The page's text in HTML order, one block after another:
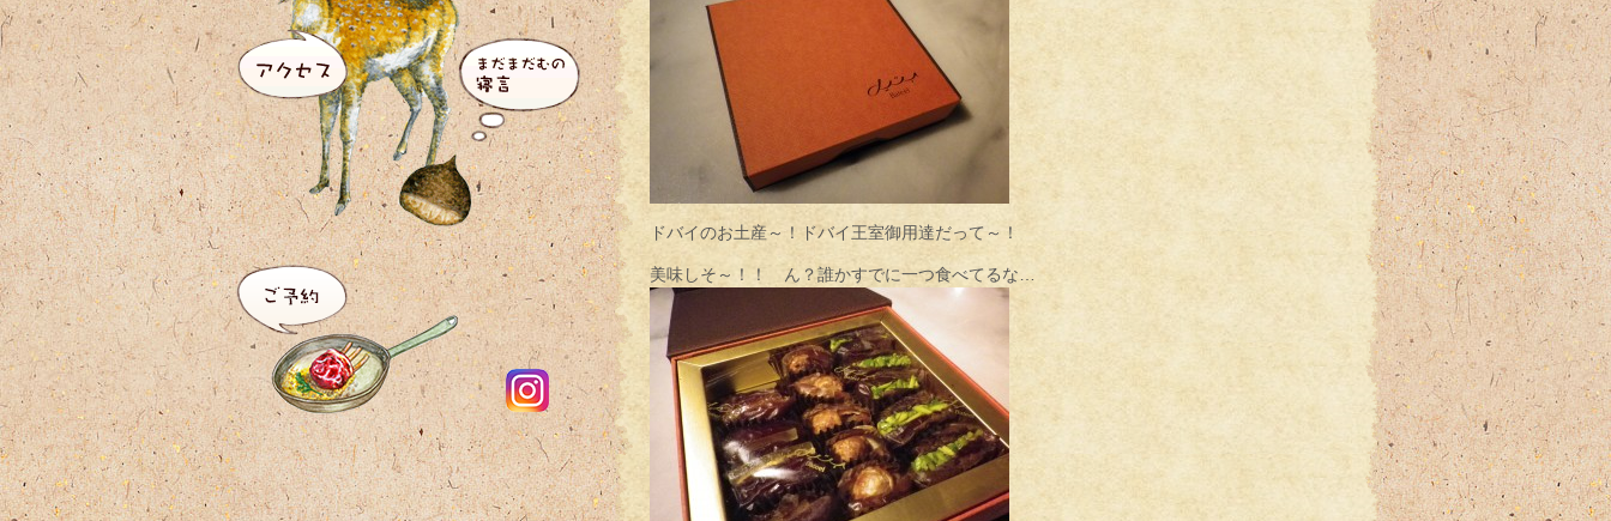
ドバイのお土産～！ドバイ王室御用達だって～！
美味しそ～！！ ん？誰かすでに一つ食べてるな…